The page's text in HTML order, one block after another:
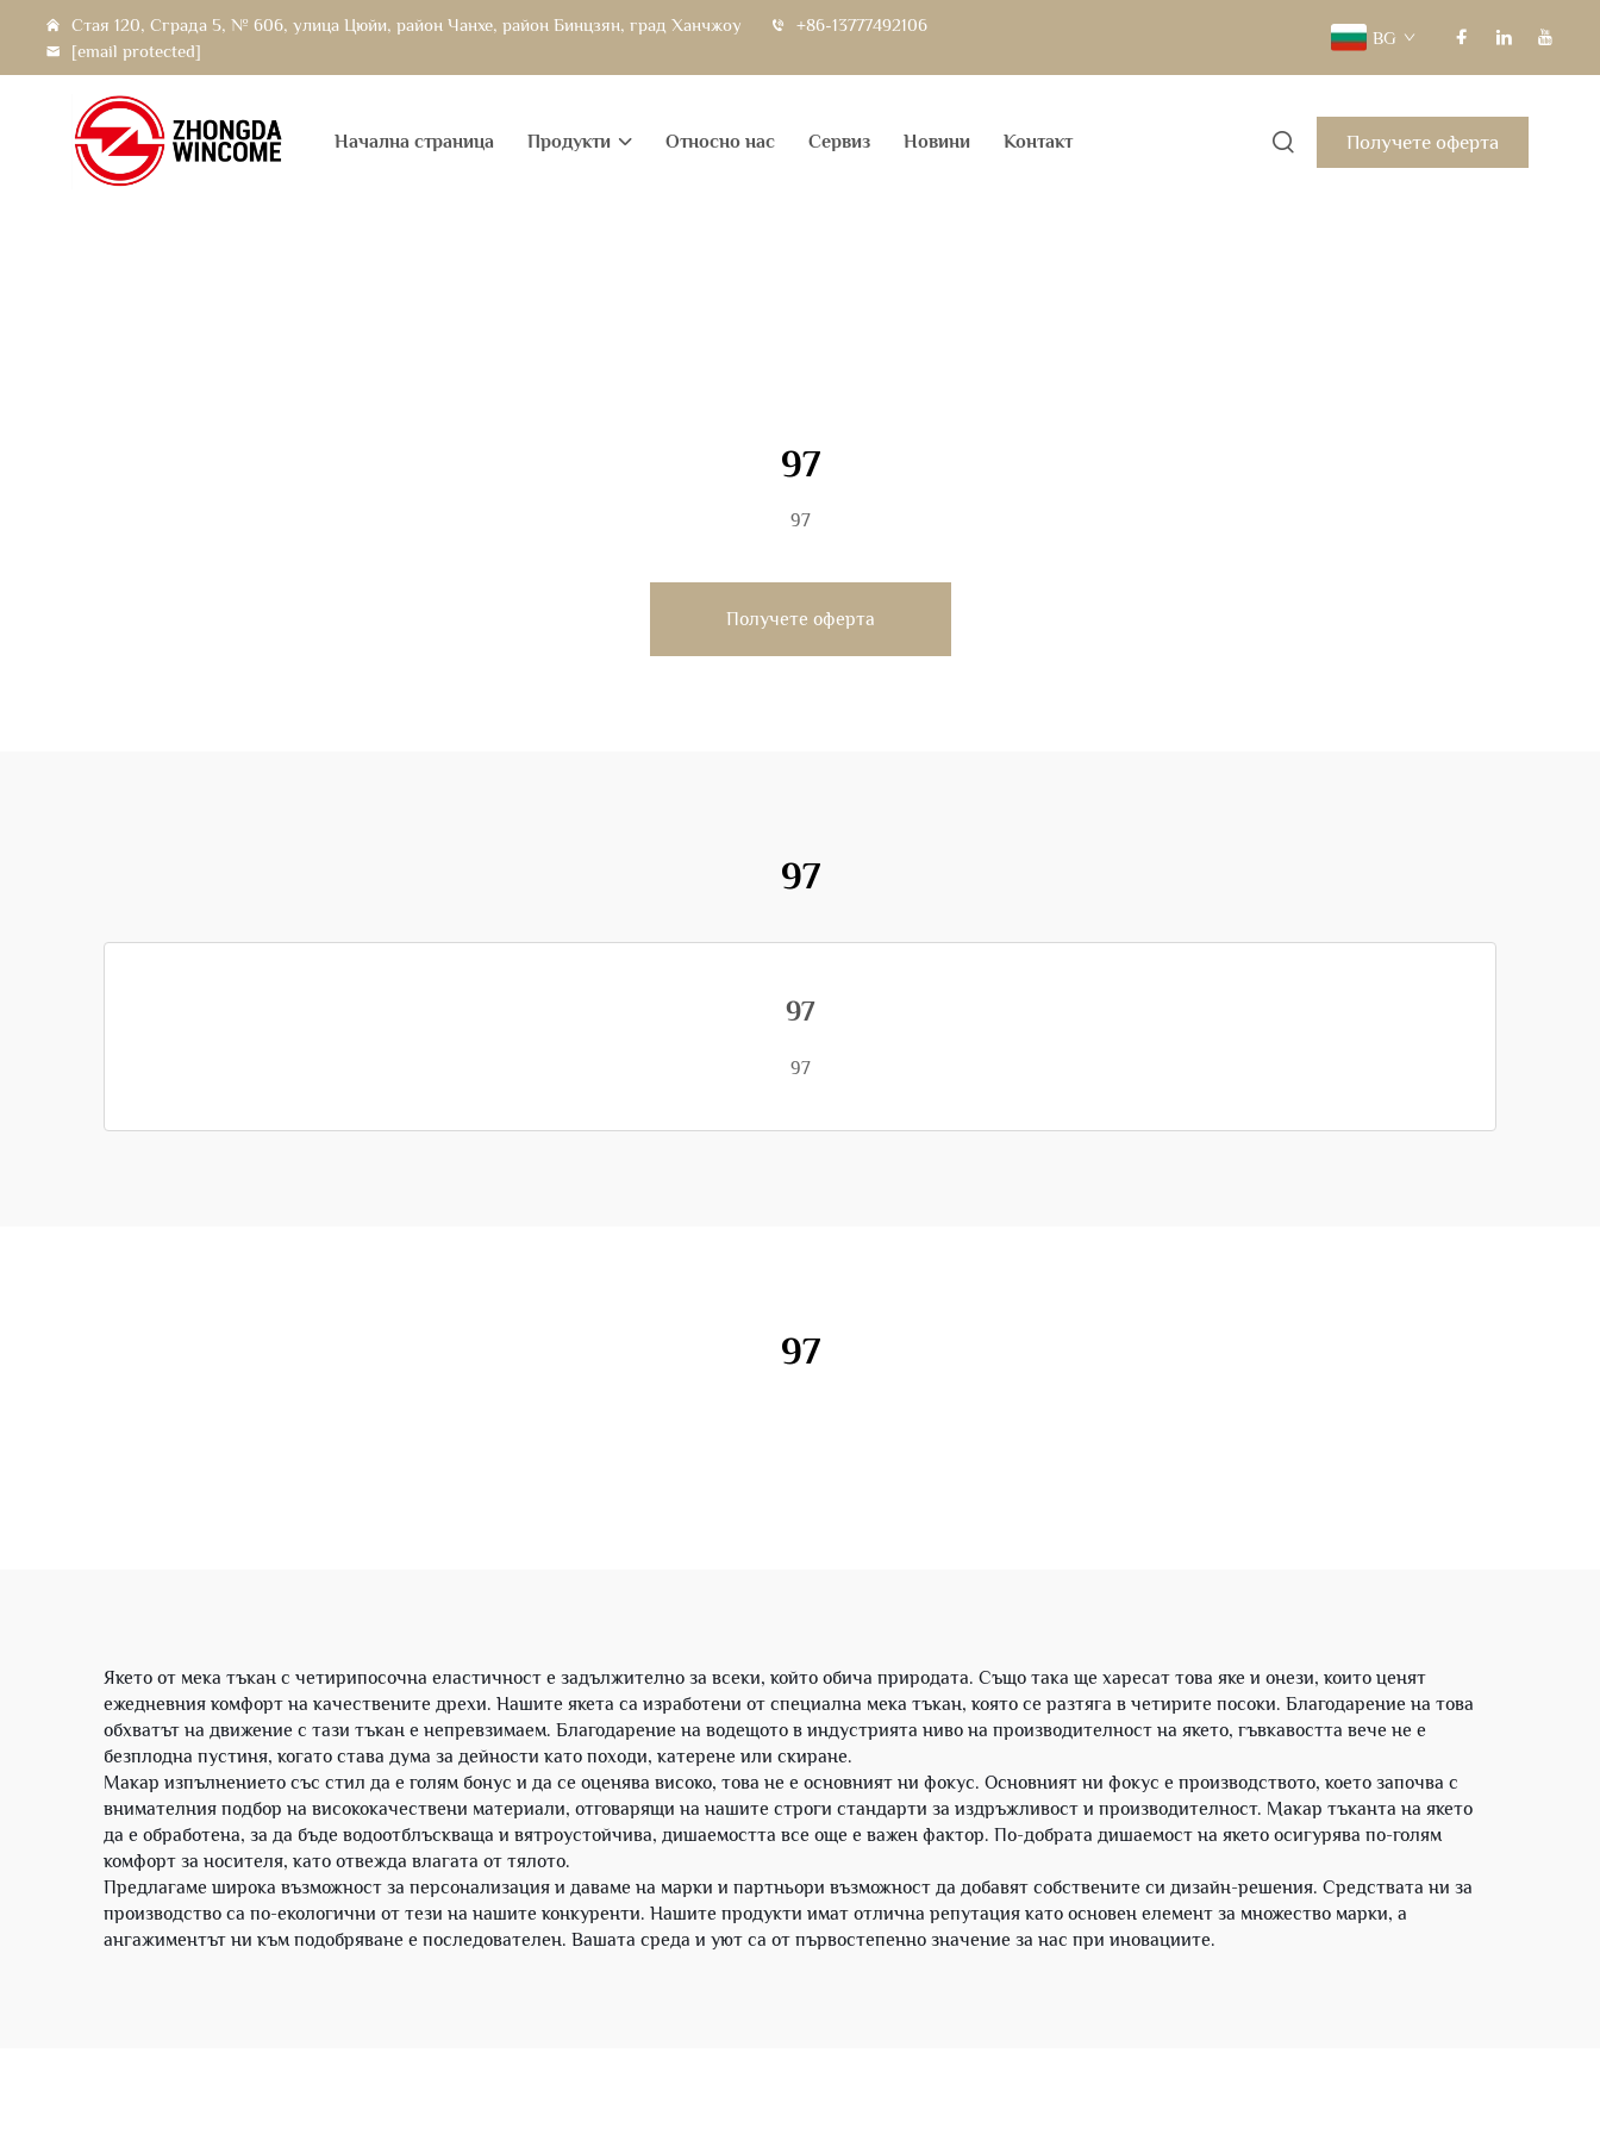
Стая 120, Сграда 5, № 606, улица Цюйи, район Чанхе, район Бинцзян, град Ханчжоу
+86-13777492106
[email protected]
BG
Начална страница Продукти Относно нас Сервиз Новини Контакт Получете оферта
97
97
Получете оферта
97
97
97
97
Якето от мека тъкан с четирипосочна еластичност е задължително за всеки, който обича природата. Също така ще харесат това яке и онези, които ценят
ежедневния комфорт на качествените дрехи. Нашите якета са изработени от специална мека тъкан, която се разтяга в четирите посоки. Благодарение на това
обхватът на движение с тази тъкан е непревзимаем. Благодарение на водещото в индустрията ниво на производителност на якето, гъвкавостта вече не е
безплодна пустиня, когато става дума за дейности като походи, катерене или скиране.
Макар изпълнението със стил да е голям бонус и да се оценява високо, това не е основният ни фокус. Основният ни фокус е производството, което започва с
внимателния подбор на висококачествени материали, отговарящи на нашите строги стандарти за издръжливост и производителност. Макар тъканта на якето
да е обработена, за да бъде водоотблъскваща и вятроустойчива, дишаемостта все още е важен фактор. По-добрата дишаемост на якето осигурява по-голям
комфорт за носителя, като отвежда влагата от тялото.
Предлагаме широка възможност за персонализация и даваме на марки и партньори възможност да добавят собствените си дизайн-решения. Средствата ни за
производство са по-екологични от тези на нашите конкуренти. Нашите продукти имат отлична репутация като основен елемент за множество марки, а
ангажиментът ни към подобряване е последователен. Вашата среда и уют са от първостепенно значение за нас при иновациите.